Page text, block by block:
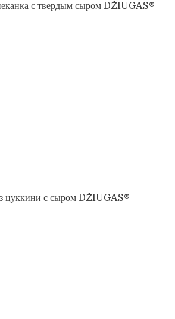
с твердым сыром DŽIUGAS®
цуккини с сыром DŽIUGAS®